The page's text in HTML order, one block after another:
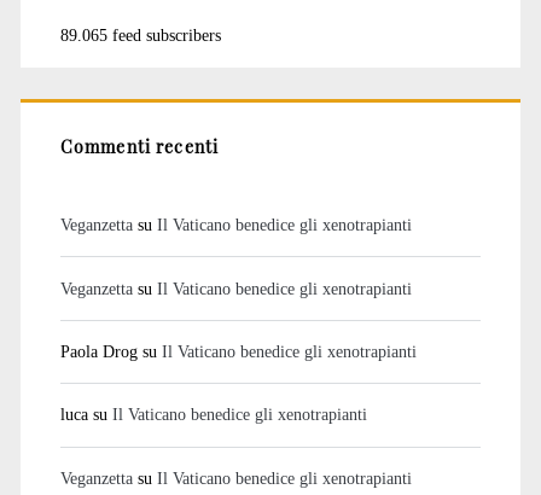
89.065 feed subscribers
Commenti recenti
Veganzettasu Il Vaticano benedice gli xenotrapianti
Veganzettasu Il Vaticano benedice gli xenotrapianti
Paola Drogsu Il Vaticano benedice gli xenotrapianti
lucasu Il Vaticano benedice gli xenotrapianti
Veganzettasu Il Vaticano benedice gli xenotrapianti